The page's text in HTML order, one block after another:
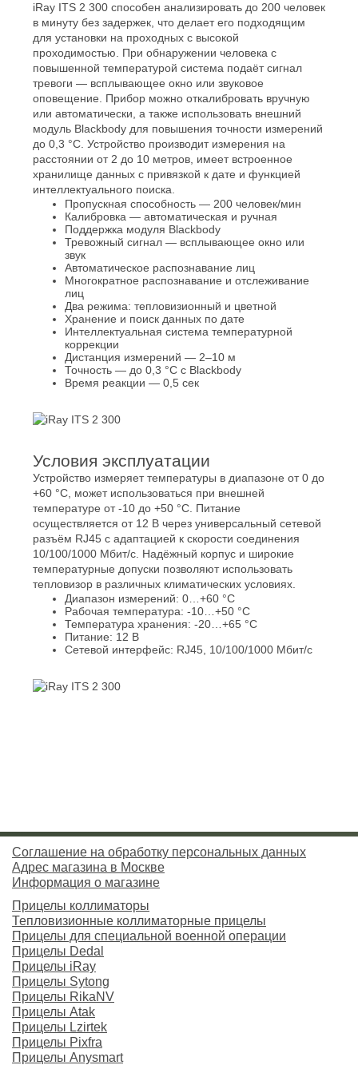
iRay ITS 2 300 способен анализировать до 200 человек
в минуту без задержек, что делает его подходящим
для установки на проходных с высокой
проходимостью. При обнаружении человека с
повышенной температурой система подаёт сигнал
тревоги — всплывающее окно или звуковое
оповещение. Прибор можно откалибровать вручную
или автоматически, а также использовать внешний
модуль Blackbody для повышения точности измерений
до 0,3 °C. Устройство производит измерения на
расстоянии от 2 до 10 метров, имеет встроенное
хранилище данных с привязкой к дате и функцией
интеллектуального поиска.
Пропускная способность — 200 человек/мин
Калибровка — автоматическая и ручная
Поддержка модуля Blackbody
Тревожный сигнал — всплывающее окно или
звук
Автоматическое распознавание лиц
Многократное распознавание и отслеживание
лиц
Два режима: тепловизионный и цветной
Хранение и поиск данных по дате
Интеллектуальная система температурной
коррекции
Дистанция измерений — 2–10 м
Точность — до 0,3 °C с Blackbody
Время реакции — 0,5 сек
Условия эксплуатации
Устройство измеряет температуры в диапазоне от 0 до
+60 °C, может использоваться при внешней
температуре от -10 до +50 °C. Питание
осуществляется от 12 В через универсальный сетевой
разъём RJ45 с адаптацией к скорости соединения
10/100/1000 Мбит/с. Надёжный корпус и широкие
температурные допуски позволяют использовать
тепловизор в различных климатических условиях.
Диапазон измерений: 0…+60 °C
Рабочая температура: -10…+50 °C
Температура хранения: -20…+65 °C
Питание: 12 В
Сетевой интерфейс: RJ45, 10/100/1000 Мбит/с
Соглашение на обработку персональных данных
Адрес магазина в Москве
Информация о магазине
Прицелы коллиматоры
Тепловизионные коллиматорные прицелы
Прицелы для специальной военной операции
Прицелы Dedal
Прицелы iRay
Прицелы Sytong
Прицелы RikaNV
Прицелы Atak
Прицелы Lzirtek
Прицелы Pixfra
Прицелы Anysmart